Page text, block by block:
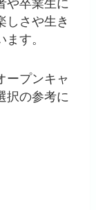
や卒業生に
しさや生き
す。
ープンキャ
択の参考に